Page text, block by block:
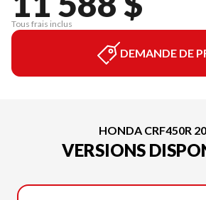
Tous frais inclus
DEMANDE DE
HONDA CRF450R
VERSIONS